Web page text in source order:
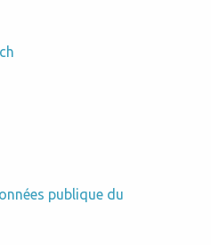
publique du